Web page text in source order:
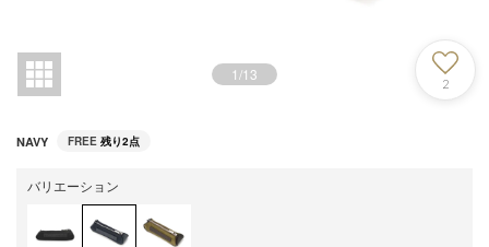
1/13
2
NAVY FREE 残り2点
バリエーション